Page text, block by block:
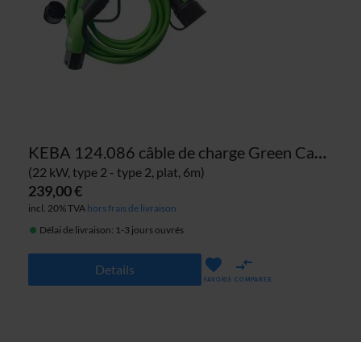
KEBA 124.086 câble de charge Green Cable
(22 kW, type 2 - type 2, plat, 6m)
239,00 €
incl. 20% TVA hors frais de livraison
Délai de livraison: 1-3 jours ouvrés
Details
FAVORIS COMPARER